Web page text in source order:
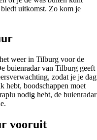
uitkomst. Zo kom je
weer in Tilburg voor de
buienradar van Tilburg geeft
zodat je je dag
hebt, boodschappen moet
nodig hebt, de buienradar
vooruit